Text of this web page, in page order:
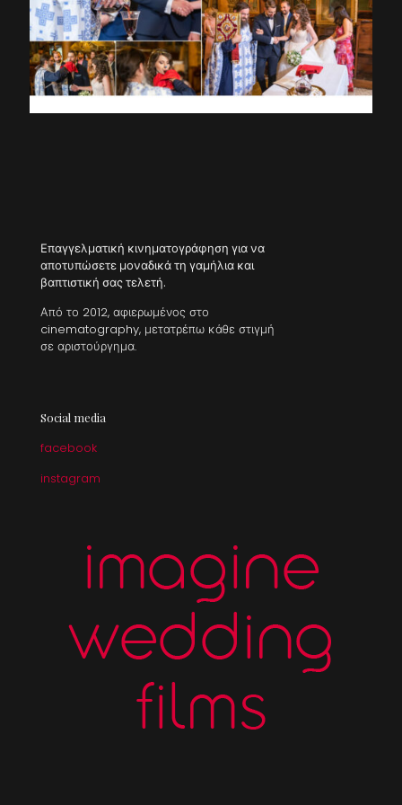
Επαγγελματική κινηματογράφηση για να
αποτυπώσετε μοναδικά τη γαμήλια και
βαπτιστική σας τελετή.
Από το 2012, αφιερωμένος στο
cinematography, μετατρέπω κάθε στιγμή
σε αριστούργημα.
Social media
facebook
instagram